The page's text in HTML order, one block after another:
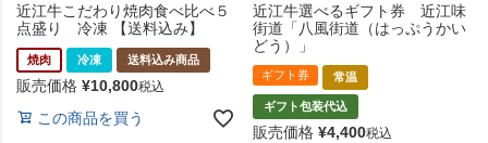
近江牛こだわり焼肉食べ比べ５
点盛り 冷凍 【送料込み】
焼肉 冷凍 送料込み商品
販売価格 ¥10,800税込
この商品を買う
近江牛選べるギフト券 近江味
街道「八風街道（はっぷうかい
どう）」
ギフト券 常温
ギフト包装代込
販売価格 ¥4,400税込